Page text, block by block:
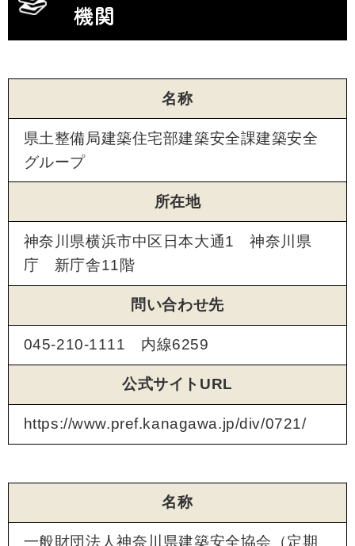
機関
名称
県土整備局建築住宅部建築安全課建築安全
グループ
所在地
神奈川県横浜市中区日本大通1 神奈川県
庁 新庁舎11階
問い合わせ先
045-210-1111 内線6259
公式サイトURL
https://www.pref.kanagawa.jp/div/0721/
名称
一般財団法人神奈川県建築安全協会（定期